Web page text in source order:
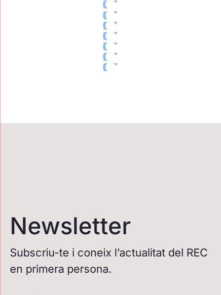
Newsletter
Subscriu-te i coneix l’actualitat del REC
en primera persona.